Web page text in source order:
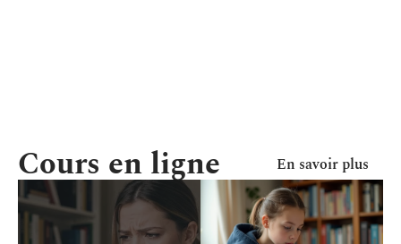
Cours en ligne En savoir plus